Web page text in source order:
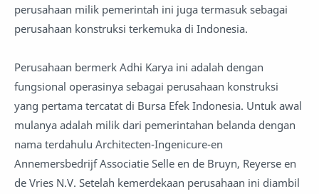
perusahaan milik pemerintah ini juga termasuk sebagai
perusahaan konstruksi terkemuka di Indonesia.
Perusahaan bermerk Adhi Karya ini adalah dengan
fungsional operasinya sebagai perusahaan konstruksi
yang pertama tercatat di Bursa Efek Indonesia. Untuk awal
mulanya adalah milik dari pemerintahan belanda dengan
nama terdahulu Architecten-Ingenicure-en
Annemersbedrijf Associatie Selle en de Bruyn, Reyerse en
de Vries N.V. Setelah kemerdekaan perusahaan ini diambil